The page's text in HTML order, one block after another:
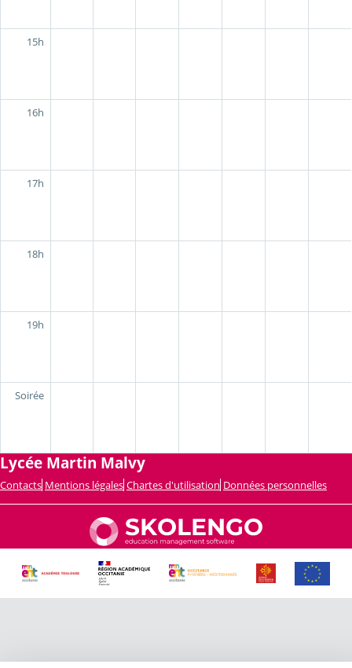
15h
16h
17h
18h
19h
Soirée
Lycée Martin Malvy
Contacts Mentions légales Chartes d'utilisation Données personnelles